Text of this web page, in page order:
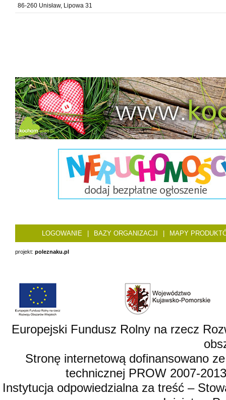
86-260 Unisław, Lipowa 31
LOGOWANIE BAZY ORGANIZACJI MAPY
projekt: poleznaku.pl
Europejski Fundusz Rolny na rzecz
Stronę internetową dofinansowano
technicznej PROW 2007-
Instytucja odpowiedzialna za treść –